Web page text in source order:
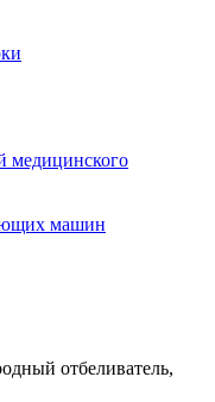
медицинского
машин
отбеливатель,